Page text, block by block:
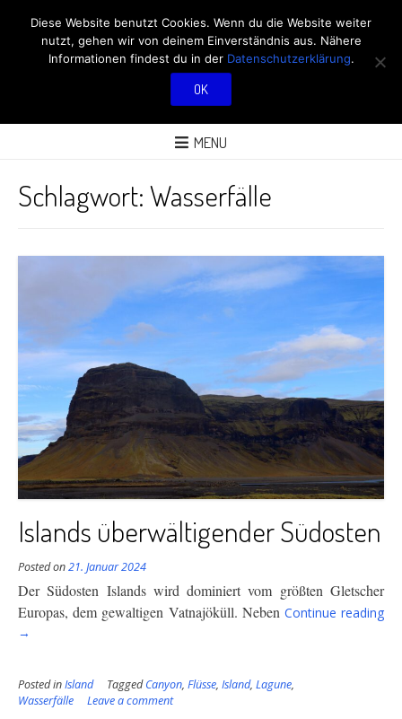
RÖBÜS OUTDOOR
BLOG
MENU
Schlagwort:Wasserfälle
Islands überwältigender Südosten
Posted on21. Januar 2024
Der Südosten Islands wird dominiert vom größten Gletscher
Europas, dem gewaltigen Vatnajöküll. Neben Continue reading
→
Posted inIsland TaggedCanyon, Flüsse, Island, Lagune,
Wasserfälle
Leave a comment
Diese Website benutzt Cookies. Wenn du die Website weiter
nutzt, gehen wir von deinem Einverständnis aus. Nähere
Informationen findest du in der Datenschutzerklärung.
OK